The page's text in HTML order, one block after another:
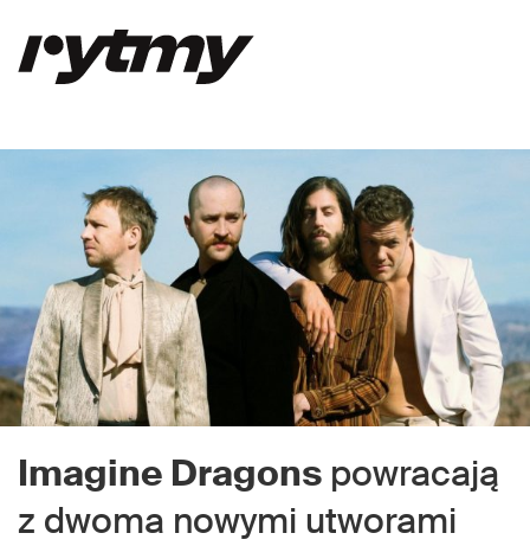
Imagine Dragons powracają
z dwoma nowymi utworami